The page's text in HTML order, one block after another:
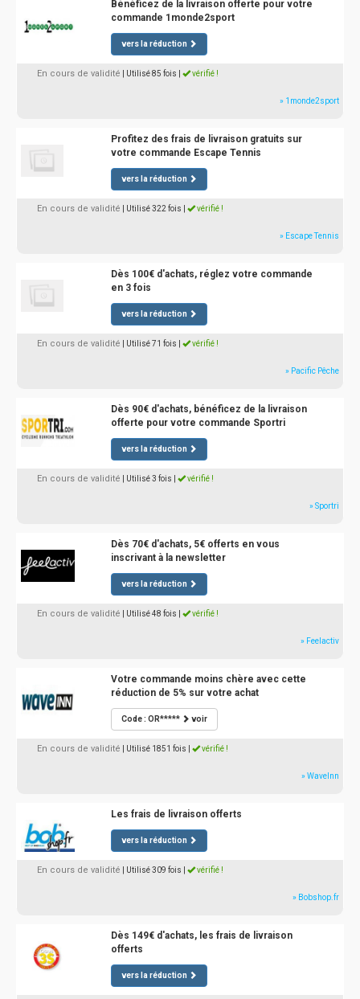
Bénéficez de la livraison offerte pour votre
commande 1monde2sport
vers la réduction
En cours de validité | Utilisé 85 fois vérifié !
» 1monde2sport
Profitez des frais de livraison gratuits sur
votre commande Escape Tennis
vers la réduction
En cours de validité | Utilisé 322 fois vérifié !
» Escape Tennis
Dès 100€ d'achats, réglez votre commande
en 3 fois
vers la réduction
En cours de validité | Utilisé 71 fois vérifié !
» Pacific Pêche
Dès 90€ d'achats, bénéficez de la livraison
offerte pour votre commande Sportri
vers la réduction
En cours de validité | Utilisé 3 fois vérifié !
» Sportri
Dès 70€ d'achats, 5€ offerts en vous
inscrivant à la newsletter
vers la réduction
En cours de validité | Utilisé 48 fois vérifié !
» Feelactiv
Votre commande moins chère avec cette
réduction de 5% sur votre achat
Code : OR***** voir
En cours de validité | Utilisé 1851 fois vérifié !
» WaveInn
Les frais de livraison offerts
vers la réduction
En cours de validité | Utilisé 309 fois vérifié !
» Bobshop.fr
Dès 149€ d'achats, les frais de livraison
offerts
vers la réduction